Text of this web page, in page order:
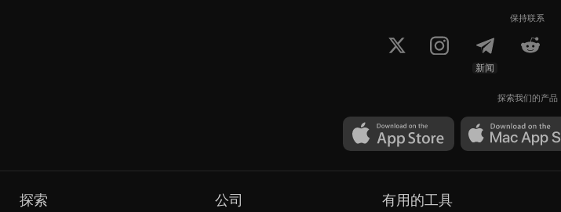
保持联系
新闻
探索我们的产品
探索 公司 有用的工具